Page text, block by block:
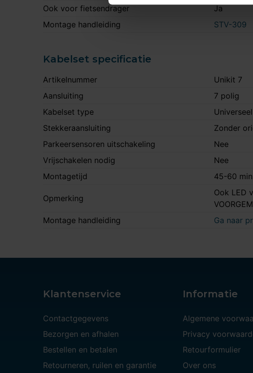
Ook voor fietsendrager
Ja
Montage handleiding
STV-309
Kabelset specificatie
Artikelnummer
Unikit 7
Aansluiting
7 polig
Kabelset type
Stekkeraansluiting
Zonder
Parkeersensoren uitschakeling
Nee
Vrijschakelen nodig
Nee
Montagetijd
45-60
Opmerking
Ook LED
Montage handleiding
Ga naar
Klantenservice
Contactgegevens
Bezorgen en afhalen
Bestellen en betalen
Retourneren, ruilen en garantie
Informatie
Algemene
Privacy
Retourformulier
Over ons